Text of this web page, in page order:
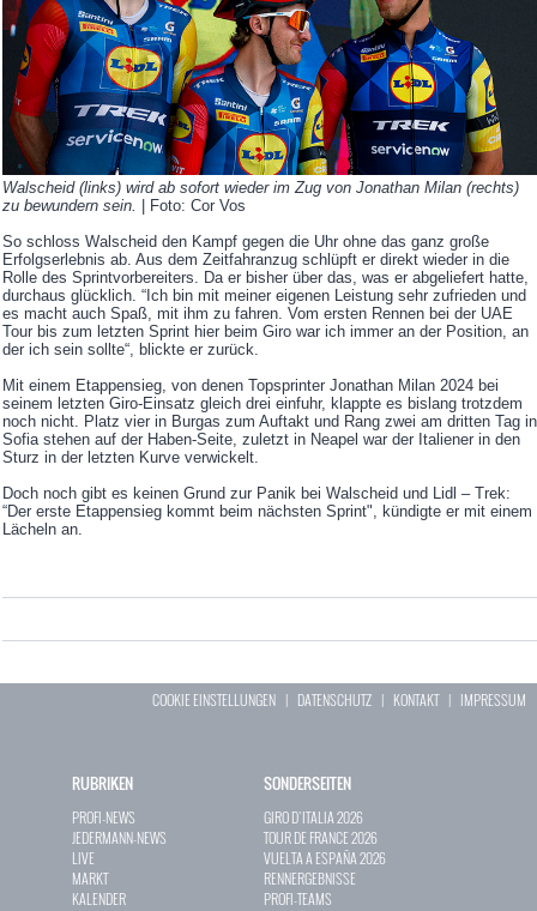
Walscheid (links) wird ab sofort wieder im Zug von Jonathan Milan (rechts)
zu bewundern sein.
| Foto: Cor Vos
So schloss Walscheid den Kampf gegen die Uhr ohne das ganz große
Erfolgserlebnis ab. Aus dem Zeitfahranzug schlüpft er direkt wieder in die
Rolle des Sprintvorbereiters. Da er bisher über das, was er abgeliefert hatte,
durchaus glücklich. “Ich bin mit meiner eigenen Leistung sehr zufrieden und
es macht auch Spaß, mit ihm zu fahren. Vom ersten Rennen bei der UAE
Tour bis zum letzten Sprint hier beim Giro war ich immer an der Position, an
der ich sein sollte“, blickte er zurück.
Mit einem Etappensieg, von denen Topsprinter Jonathan Milan 2024 bei
seinem letzten Giro-Einsatz gleich drei einfuhr, klappte es bislang trotzdem
noch nicht. Platz vier in Burgas zum Auftakt und Rang zwei am dritten Tag in
Sofia stehen auf der Haben-Seite, zuletzt in Neapel war der Italiener in den
Sturz in der letzten Kurve verwickelt.
Doch noch gibt es keinen Grund zur Panik bei Walscheid und Lidl – Trek:
“Der erste Etappensieg kommt beim nächsten Sprint", kündigte er mit einem
Lächeln an.
COOKIE EINSTELLUNGEN | DATENSCHUTZ | KONTAKT| IMPRESSUM
RUBRIKEN
PROFI-NEWS
JEDERMANN-NEWS
LIVE
MARKT
KALENDER
SONDERSEITEN
GIRO D`ITALIA 2026
TOUR DE FRANCE 2026
VUELTA A ESPAÑA 2026
RENNERGEBNISSE
PROFI-TEAMS